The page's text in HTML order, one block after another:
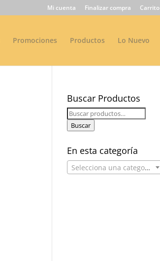
Mi cuenta Finalizar compra Carrito
Promociones Productos Lo Nuevo
Buscar Productos
Buscar
por:
Buscar
En esta categoría
Selecciona una categoría